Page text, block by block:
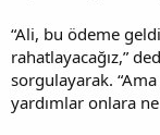
“Ali, bu ödeme
rahatlayacağız,”
sorgulayarak.
yardımlar onlara